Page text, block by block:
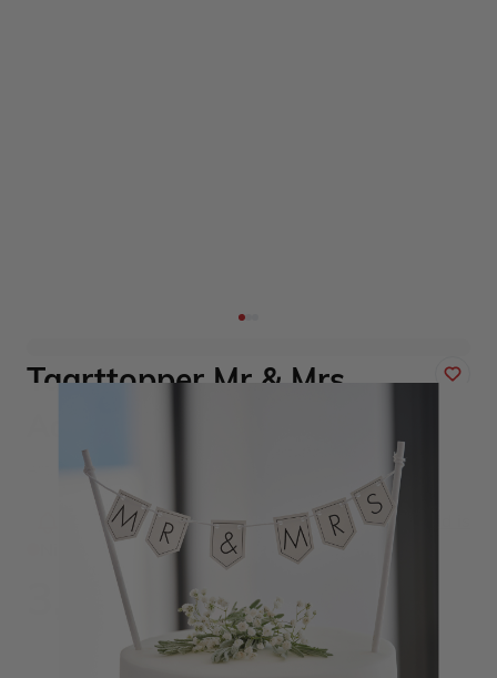
Taarttopper Mr & Mrs
Art. nr. BW-438
Informeer mij wanneer dit product op voorraad is
Niet op voorraad
3,99 Verpakt per 1 stuk